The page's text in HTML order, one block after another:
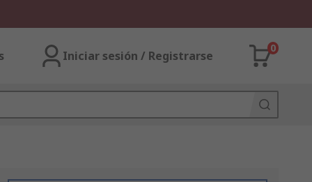
Iniciar sesión / Registrarse
0